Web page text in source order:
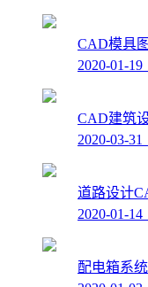
CAD模具
2020-01-
CAD建筑
2020-03-
道路设计
2020-01-
配电箱系